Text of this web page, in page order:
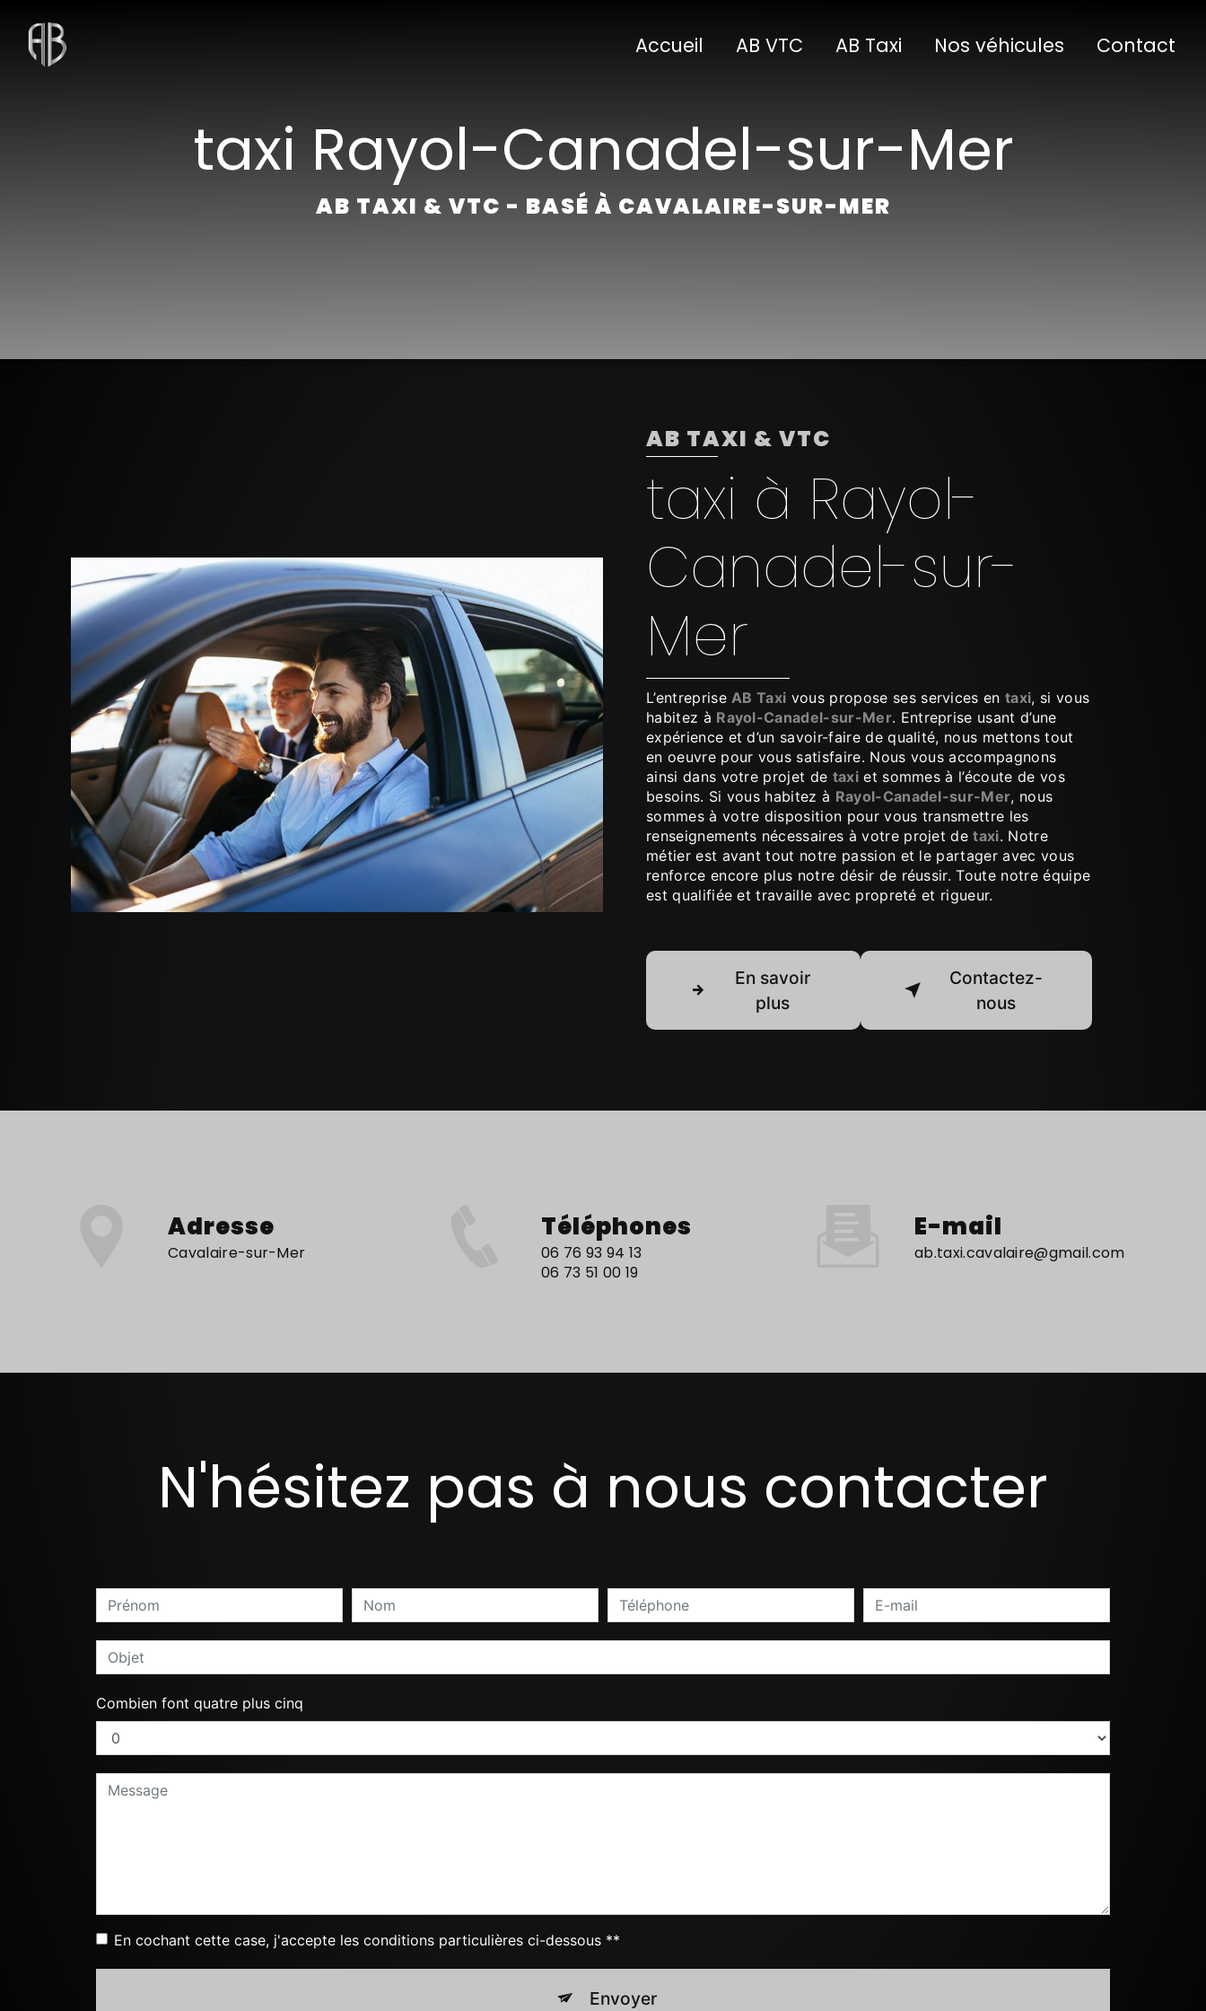
Accueil AB VTC AB Taxi Nos véhicules Contact
taxi Rayol-Canadel-sur-Mer
AB TAXI & VTC - BASÉ À CAVALAIRE-SUR-MER
AB TAXI & VTC
taxi à Rayol-
Canadel-sur-
Mer
L’entreprise AB Taxi vous propose ses services entaxi, si vous
habitez à Rayol-Canadel-sur-Mer. Entreprise usant d’une
expérience et d’un savoir-faire de qualité, nous mettons tout
en oeuvre pour vous satisfaire. Nous vous accompagnons
ainsi dans votre projet de taxiet sommes à l’écoute de vos
besoins. Si vous habitez à Rayol-Canadel-sur-Mer, nous
sommes à votre disposition pour vous transmettre les
renseignements nécessaires à votre projet detaxi. Notre
métier est avant tout notre passion et le partager avec vous
renforce encore plus notre désir de réussir. Toute notre équipe
est qualifiée et travaille avec propreté et rigueur.
En savoir
plus
Contactez-
nous
Adresse
Cavalaire-sur-Mer
Téléphones
06 76 93 94 13
06 73 51 00 19
E-mail
ab.taxi.cavalaire@gmail.com
N'hésitez pas à nous contacter
Combien font quatre plus cinq
En cochant cette case, j'accepte les conditions particulières ci-dessous **
Envoyer